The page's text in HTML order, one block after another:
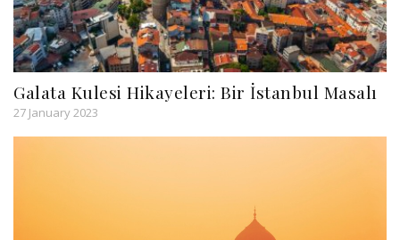
Galata Kulesi Hikayeleri: Bir İstanbul Masalı
27 January 2023